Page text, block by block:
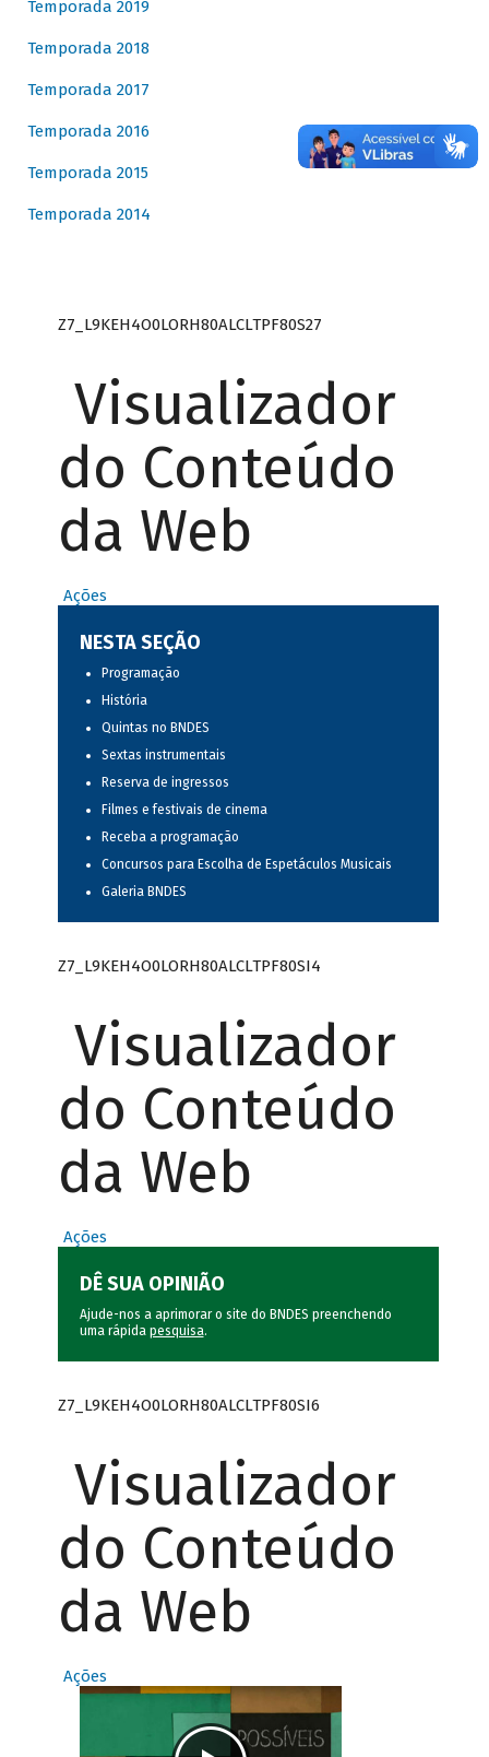
Temporada 2019
Temporada 2018
Temporada 2017
Temporada 2016
Temporada 2015
Temporada 2014
Z7_L9KEH4O0LORH80ALCLTPF80S27
Visualizador
do Conteúdo
da Web
Ações
NESTA SEÇÃO
Programação
História
Quintas no BNDES
Sextas instrumentais
Reserva de ingressos
Filmes e festivais de cinema
Receba a programação
Concursos para Escolha de Espetáculos Musicais
Galeria BNDES
Z7_L9KEH4O0LORH80ALCLTPF80SI4
Visualizador
do Conteúdo
da Web
Ações
DÊ SUA OPINIÃO
Ajude-nos a aprimorar o site do BNDES preenchendo
uma rápida pesquisa.
Z7_L9KEH4O0LORH80ALCLTPF80SI6
Visualizador
do Conteúdo
da Web
Ações